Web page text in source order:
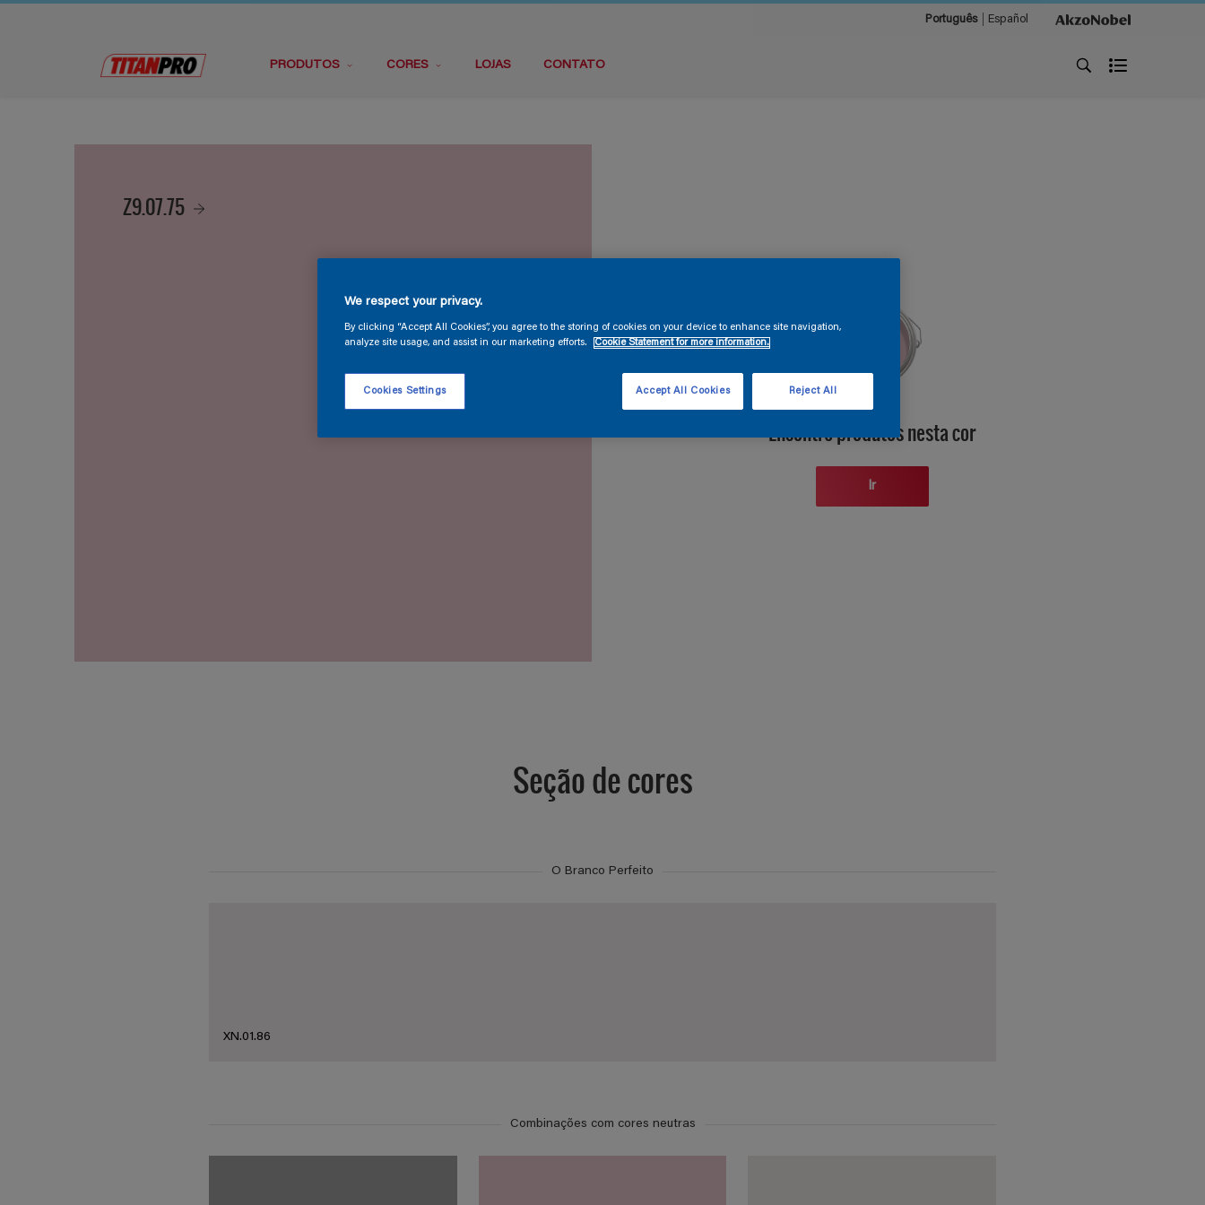
Português Español
PRODUTOS CORES LOJAS CONTATO
Z9.07.75
Encontre produtos nesta cor
Ir
Seção de cores
O Branco Perfeito
XN.01.86
Combinações com cores neutras
We respect your privacy.
By clicking “Accept All Cookies”, you agree to the storing of cookies on your device to enhance site navigation,
analyze site usage, and assist in our marketing efforts.
Cookie Statement for more information.
Cookies Settings Reject All
Accept All Cookies